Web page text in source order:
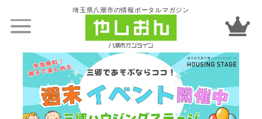
埼玉県八潮市の情報ポータルマガジン